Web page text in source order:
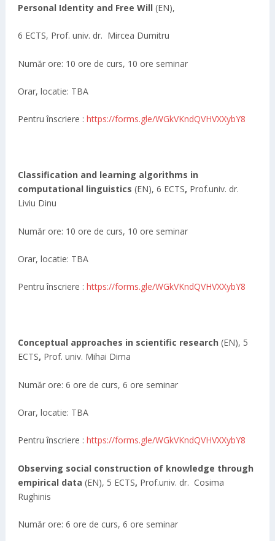
Personal Identity and Free Will (EN),
6 ECTS, Prof. univ. dr. Mircea Dumitru
Număr ore: 10 ore de curs, 10 ore seminar
Orar, locatie: TBA
Pentru înscriere : https://forms.gle/WGkVKndQVHVXXybY8
Classification and learning algorithms in
computational linguistics (EN), 6 ECTS, Prof.univ. dr.
Liviu Dinu
Număr ore: 10 ore de curs, 10 ore seminar
Orar, locatie: TBA
Pentru înscriere : https://forms.gle/WGkVKndQVHVXXybY8
Conceptual approaches in scientific research (EN), 5
ECTS, Prof. univ. Mihai Dima
Număr ore: 6 ore de curs, 6 ore seminar
Orar, locatie: TBA
Pentru înscriere : https://forms.gle/WGkVKndQVHVXXybY8
Observing social construction of knowledge through
empirical data (EN), 5 ECTS, Prof.univ. dr. Cosima
Rughinis
Număr ore: 6 ore de curs, 6 ore seminar